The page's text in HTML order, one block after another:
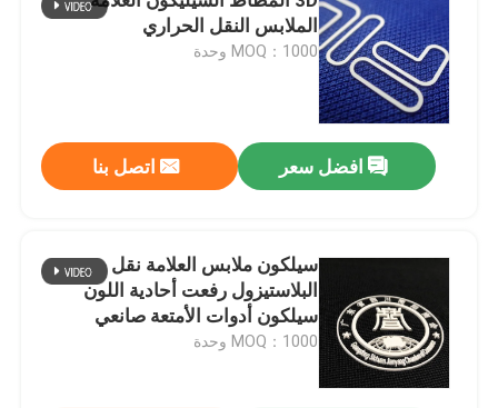
الملابس النقل الحراري
MOQ：1000 وحدة
افضل سعر اتصل بنا
سيلكون ملابس العلامة نقل
البلاستيزول رفعت أحادية اللون
سيلكون أدوات الأمتعة صانعي
MOQ：1000 وحدة